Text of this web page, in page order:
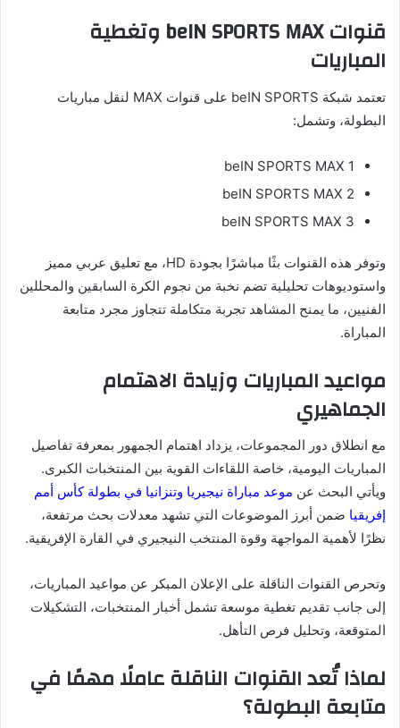
قنوات beIN SPORTS MAX وتغطية
المباريات
تعتمد شبكة beIN SPORTS على قنوات MAX لنقل مباريات
البطولة، وتشمل:
beIN SPORTS MAX 1
beIN SPORTS MAX 2
beIN SPORTS MAX 3
وتوفر هذه القنوات بثًا مباشرًا بجودة HD، مع تعليق عربي مميز
واستوديوهات تحليلية تضم نخبة من نجوم الكرة السابقين والمحللين
الفنيين، ما يمنح المشاهد تجربة متكاملة تتجاوز مجرد متابعة
المباراة.
مواعيد المباريات وزيادة الاهتمام
الجماهيري
مع انطلاق دور المجموعات، يزداد اهتمام الجمهور بمعرفة تفاصيل
المباريات اليومية، خاصة اللقاءات القوية بين المنتخبات الكبرى.
ويأتي البحث عن موعد مباراة نيجيريا وتنزانيا في بطولة كأس أمم
إفريقيا ضمن أبرز الموضوعات التي تشهد معدلات بحث مرتفعة،
نظرًا لأهمية المواجهة وقوة المنتخب النيجيري في القارة الإفريقية.
وتحرص القنوات الناقلة على الإعلان المبكر عن مواعيد المباريات،
إلى جانب تقديم تغطية موسعة تشمل أخبار المنتخبات، التشكيلات
المتوقعة، وتحليل فرص التأهل.
لماذا تُعد القنوات الناقلة عاملًا مهمًا في
متابعة البطولة؟